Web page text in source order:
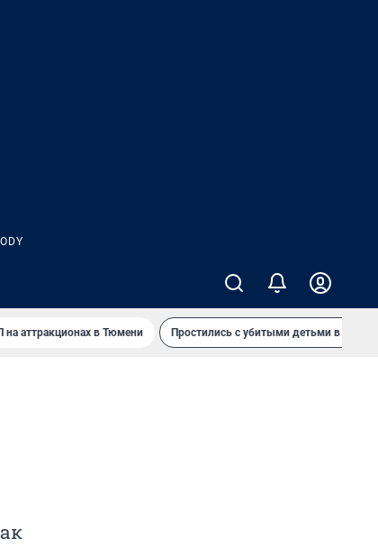
на аттракционах в Тюмени Простились с убитыми детьми в